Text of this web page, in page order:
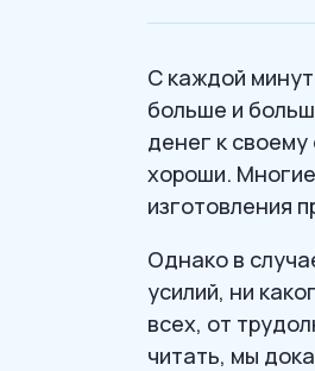
С каждой
больше и
денег к
хороши.
изготовления
Однако в
усилий, ни
всех, от
читать, мы